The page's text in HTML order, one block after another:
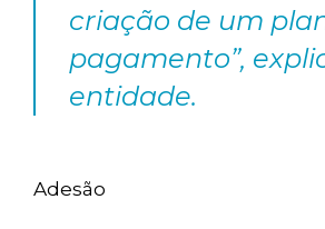
criação de um
pagamento”,
entidade.
Adesão